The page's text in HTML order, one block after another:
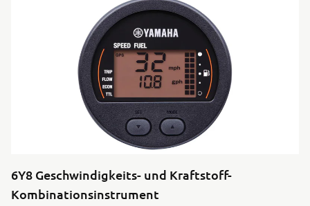
6Y8 Geschwindigkeits- und Kraftstoff-
Kombinationsinstrument